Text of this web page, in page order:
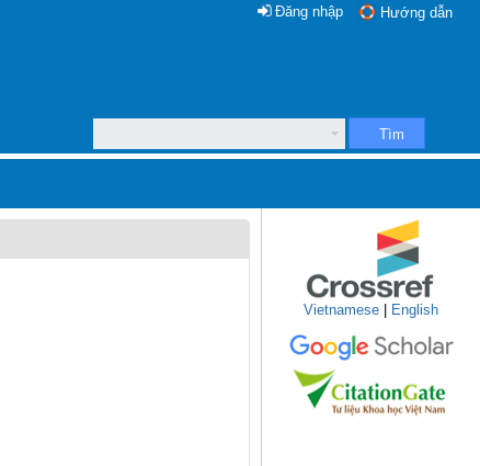
Hướng dẫn
Đăng nhập
Tìm
Vietnamese English